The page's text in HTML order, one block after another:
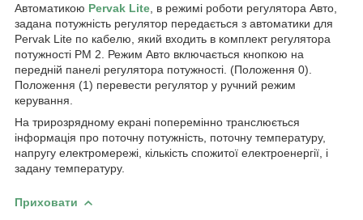
Автоматикою Pervak Lite , в режимі роботи регулятора Авто,
задана потужність регулятор передається з автоматики для
Pervak Lite по кабелю, який входить в комплект регулятора
потужності РМ 2. Режим Авто включається кнопкою на
передній панелі регулятора потужності. (Положення 0).
Положення (1) перевести регулятор у ручний режим
керування.
На трирозрядному екрані поперемінно транслюється
інформація про поточну потужність, поточну температуру,
напругу електромережі, кількість спожитої електроенергії, і
задану температуру.
Приховати